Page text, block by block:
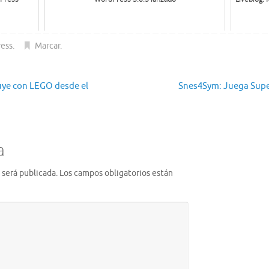
. Marcar.
con LEGO desde el Snes4Sym: Juega
publicada. Los campos obligatorios están